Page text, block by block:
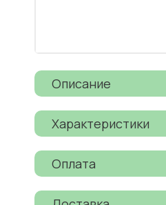
Описание
Характеристики
Оплата